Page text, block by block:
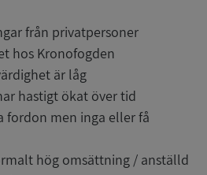
från privatpersoner
hos Kronofogden
är låg
hastigt ökat över tid
fordon men inga eller få
hög omsättning / anställd